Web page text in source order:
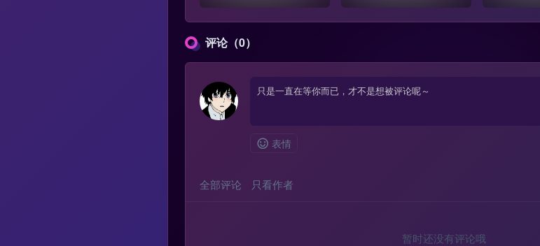
蛋阅读1-3季全集【含番
外篇】
真COS作品原图合集
oll(玩偶姐
打包
评论（0）
表情
全部评论 只看作者
暂时还没有评论哦